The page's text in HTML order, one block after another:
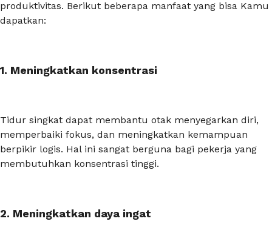
produktivitas. Berikut beberapa manfaat yang bisa Kamu
dapatkan:
1. Meningkatkan konsentrasi
Tidur singkat dapat membantu otak menyegarkan diri,
memperbaiki fokus, dan meningkatkan kemampuan
berpikir logis. Hal ini sangat berguna bagi pekerja yang
membutuhkan konsentrasi tinggi.
2. Meningkatkan daya ingat